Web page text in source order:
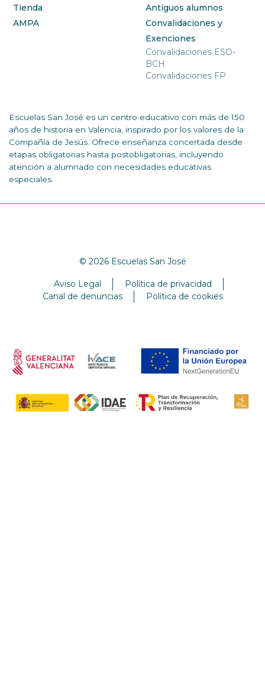
Tienda
AMPA
Antiguos alumnos
Convalidaciones y
Exenciones
Convalidaciones ESO-
BCH
Convalidaciones FP
Escuelas San José es un centro educativo con más de 150
años de historia en Valencia, inspirado por los valores de la
Compañía de Jesús. Ofrece enseñanza concertada desde
etapas obligatorias hasta postobligatorias, incluyendo
atención a alumnado con necesidades educativas
especiales.
© 2026 Escuelas San José
Aviso Legal
Política de privacidad
Canal de denuncias
Política de cookies